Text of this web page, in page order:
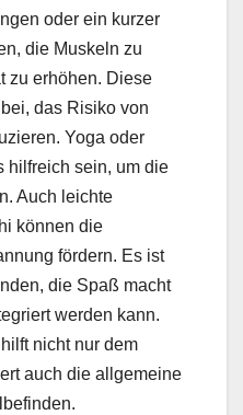
oder ein kurzer
die Muskeln zu
zu erhöhen. Diese
das Risiko von
Yoga oder
hilfreich sein, um die
Auch leichte
können die
fördern. Es ist
die Spaß macht
werden kann.
nicht nur dem
auch die allgemeine